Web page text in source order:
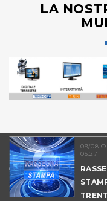
LA
09/08
05.27